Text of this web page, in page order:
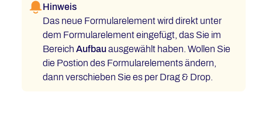
Hinweis
Das neue Formularelement wird direkt unter
dem Formularelement eingefügt, das Sie im
Bereich Aufbau ausgewählt haben. Wollen Sie
die Postion des Formularelements ändern,
dann verschieben Sie es per Drag & Drop.